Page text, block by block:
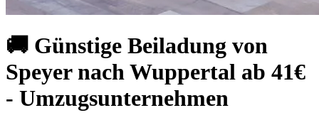
🚚 Günstige Beiladung von
Speyer nach Wuppertal ab 41€
- Umzugsunternehmen